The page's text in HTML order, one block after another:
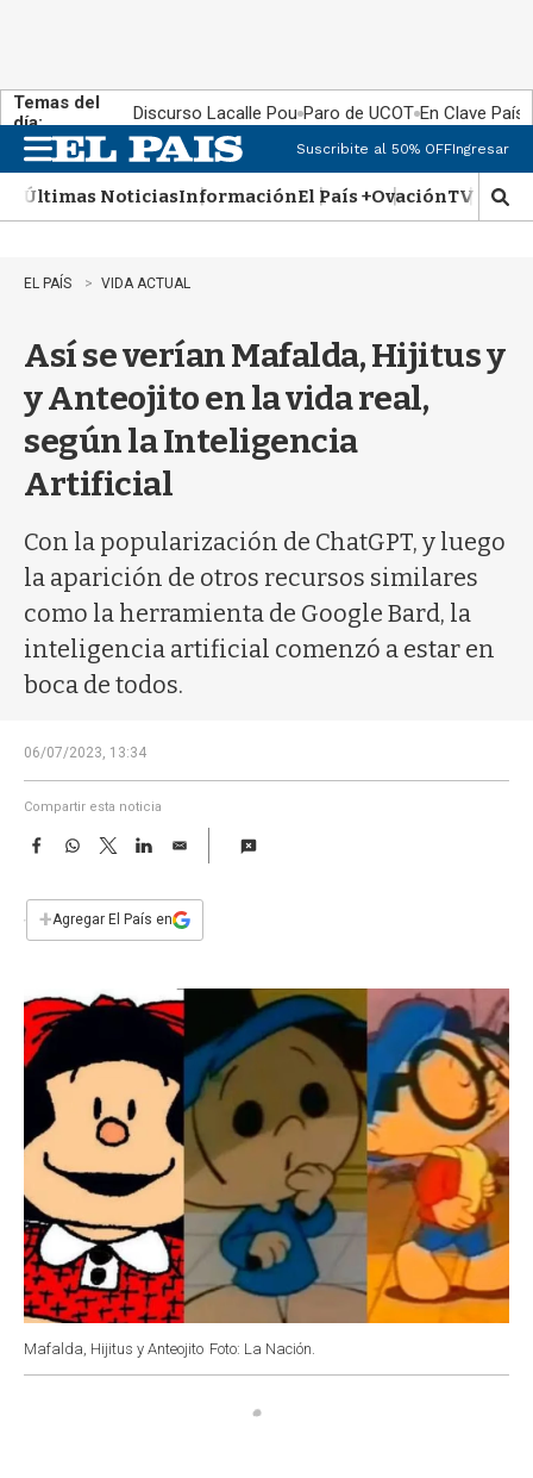
Temas del
día:
Discurso Lacalle Pou Paro de UCOT En Clave País
n
u
Suscribite al 50% OFFIngresar
Últimas NoticiasInformaciónEl País +OvaciónTV Show
M
o
r
b
a
EL PAÍS VIDA ACTUAL
Así se verían Mafalda, Hijitus y
y Anteojito en la vida real,
según la Inteligencia
Artificial
Con la popularización de ChatGPT, y luego
la aparición de otros recursos similares
como la herramienta de Google Bard, la
inteligencia artificial comenzó a estar en
boca de todos.
06/07/2023, 13:34
Compartir esta noticia
F
e
b
k
W
s
p
T
w
t
L
n
E
i
l
+Agregar El País en
Mafalda, Hijitus y Anteojito Foto: La Nación.